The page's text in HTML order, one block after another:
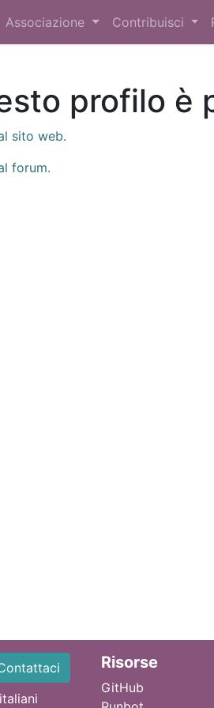
Associazione Contribuisci
profilo è
sito web.
forum.
Risorse
GitHub